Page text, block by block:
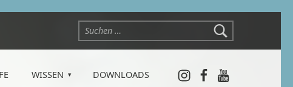
WISSEN DOWNLOADS
Instagram
Facebook
YouTube